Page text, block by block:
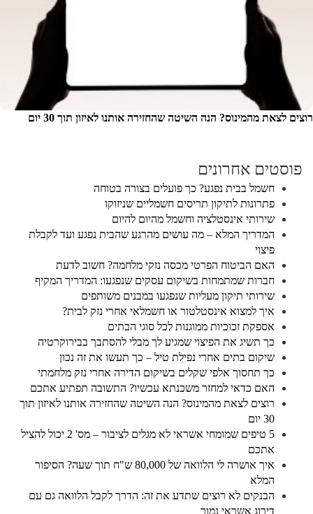
רוצים לצאת מהמינוס? הנה השיטה שהחזירה אותנו לאיזון תוך 30 יום
פוסטים אחרונים
חשמל בבית נפגע? כך פועלים בצורה בטוחה
פתרונות לתיקון תריסים חשמליים שניזוקו
שירותי אינסטלציה וחשמל מהיום להיום
המדריך המלא – מה עושים מהרגע שהבית נפגע ועד לקבלת
פיצוי
האם הביטוח הפרטי מכסה נזקי מלחמה? חשוב לדעת
חברות שמתמחות בשיקום עסקים שנפגעו: המדריך המקיף
שירותי תיקון מעליות שנפגעו במבנים משותפים
איך למצוא אינסטלטור או חשמלאי אחרי נזק לבית?
אספקת זכוכיות ממוגנות לכל סוגי הבתים
כך תשיג את הפיצוי שמגיע לך מבלי להסתבך בבירוקרטיה
שיקום בתים אחרי נפילת טיל – כך תעשו את זה נכון
כך תחסוך אלפי שקלים בשיקום הדירה אחרי נזק מלחמתי
האם כדאי למחזר משכנתא עכשיו? התשובה תפתיע אתכם
רוצים לצאת מהמינוס? הנה השיטה שהחזירה אותנו לאיזון תוך
30 יום
5 טיפים שמומחי אשראי לא מגלים לציבור – מס' 2 יכול להציל
אתכם
איך אושרה לי הלוואה של 80,000 ש"ח תוך שעה? הסיפור
המלא
הבנקים לא רוצים שתדע את זה: הדרך לקבל הלוואה גם עם
דירוג אשראי נמוך